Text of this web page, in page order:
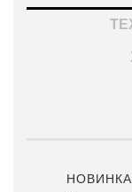
НОВИНКА